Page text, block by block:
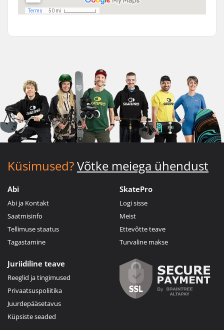
Küsimused?Võtke meiega ühendust
Abi
Abi ja Kontakt
Saatmisinfo
Tellimuse staatus
Tagastamine
SkatePro
Logi sisse
Meist
Ettevõtte teave
Turvaline makse
Juriidiline teave
Reeglid ja tingimused
Privaatsuspoliitika
Juurdepääsetavus
Küpsiste seaded